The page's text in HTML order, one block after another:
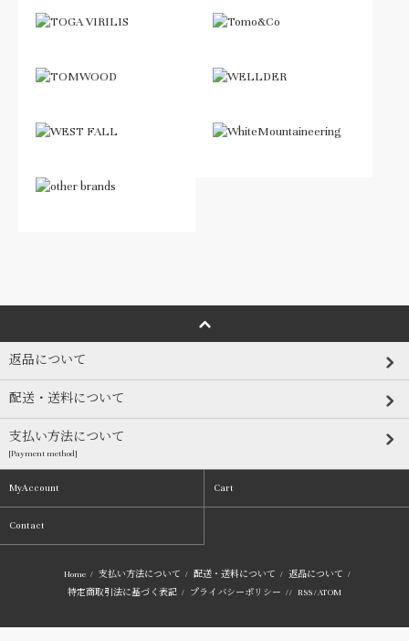
返品について
配送・送料について
支払い方法について
[Payment method]
MyAccount Cart
Contact
Home / 支払い方法について / 配送・送料について / 返品について /
特定商取引法に基づく表記 / プライバシーポリシー / / RSS/ATOM